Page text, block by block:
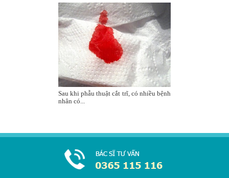
CÁCH KHẮC PHỤC
Sau khi phẫu thuật cắt trĩ, có nhiều bệnh
nhân có...